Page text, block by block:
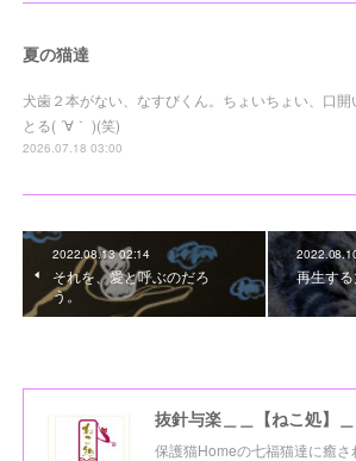
夏の猫達
犬歯２本がない、なすびくん。ちょいちょい、口開
とる( ´∀｀ )(笑)
2026.07.18 03:00
2022.08.13 02:14
それを、愛と呼ぶのだろ
う。
再生する
保護猫Homeの七福猫達に癒さ